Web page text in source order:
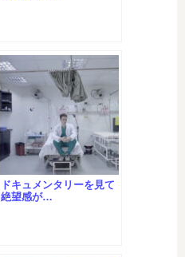
ドキュメンタリーを見て
絶望感が…